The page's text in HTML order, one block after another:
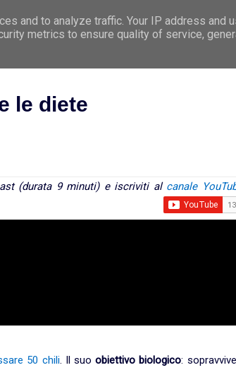
Argomenti Le 5 Leggi
le diete
(durata 9 minuti) e iscriviti al canale
50 chili. Il suoobiettivo biologico:
and to analyze traffic. Your IP address and
metrics to ensure quality of service,